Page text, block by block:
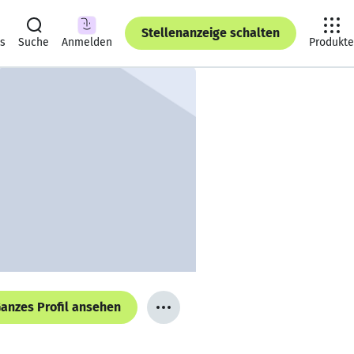
Suche Anmelden
Stellenanzeige schalten
Produkte
Profil ansehen